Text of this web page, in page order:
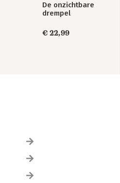
De onzichtbare
drempel
€ 22,99